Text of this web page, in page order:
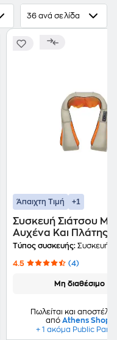
36 ανά σελίδα
Άπαιχτη Τιμή +1
Συσκευή Σιάτσου
Αυχένα Και Πλάτης
Υπέρυθρη
Τύπος συσκευής: Συσκευή
4.5 (4)
Μη διαθέσιμο
Πωλείται και
από Athens Shop
+ 1 ακόμα Public